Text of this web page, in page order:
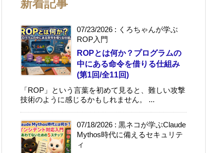
新着記事
07/23/2026 : くろちゃんが学ぶ
ROP入門
ROPとは何か？プログラムの
中にある命令を借りる仕組み
(第1回/全11回)
「ROP」という言葉を初めて見ると、難しい攻撃
技術のように感じるかもしれません。 ...
07/18/2026 : 黒ネコが学ぶClaude
Mythos時代に備えるセキュリテ
ィ